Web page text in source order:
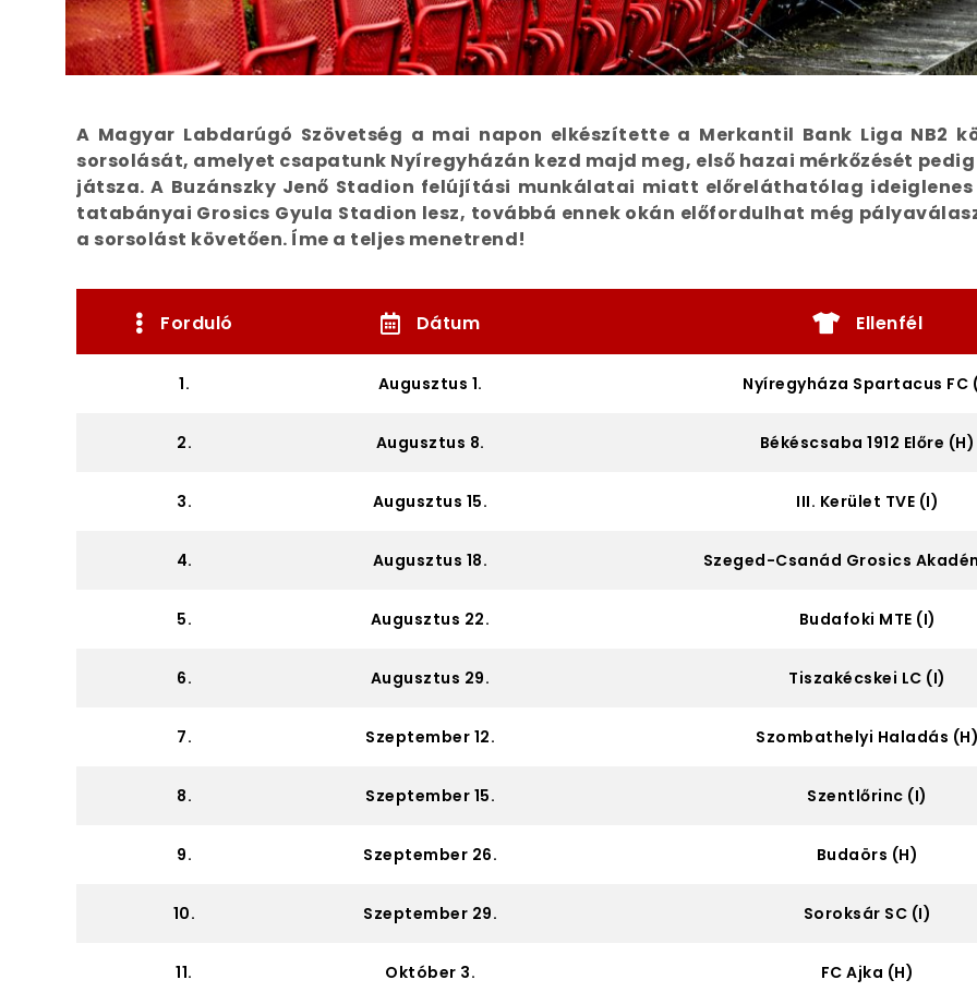
A Magyar Labdarúgó Szövetség a mai napon elkészítette a Merkantil Bank Liga NB2
sorsolását, amelyet csapatunk Nyíregyházán kezd majd meg, első hazai mérkőzését pedig
játsza. A Buzánszky Jenő Stadion felújítási munkálatai miatt előreláthatólag
tatabányai Grosics Gyula Stadion lesz, továbbá ennek okán előfordulhat még
a sorsolást követően. Íme a teljes menetrend!
Forduló Dátum Ellenfél
1. Augusztus 1. Nyíregyháza Spartacus FC
2. Augusztus 8. Békéscsaba 1912 Előre (H)
3. Augusztus 15. III. Kerület TVE (I)
4. Augusztus 18. Szeged-Csanád Grosics
5. Augusztus 22. Budafoki MTE (I)
6. Augusztus 29. Tiszakécskei LC (I)
7. Szeptember 12. Szombathelyi Haladás
8. Szeptember 15. Szentlőrinc (I)
9. Szeptember 26. Budaörs (H)
10. Szeptember 29. Soroksár SC (I)
11. Október 3. FC Ajka (H)